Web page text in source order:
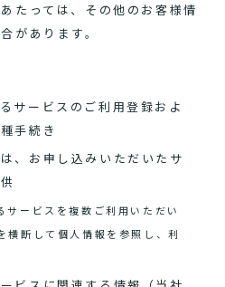
たっては、その他のお客様情
があります。
サービスのご利用登録およ
手続き
、お申し込みいただいたサ
サービスを複数ご利用いただい
横断して個人情報を参照し、利